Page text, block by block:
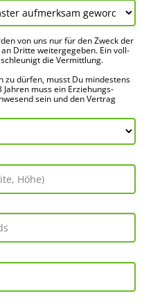
von uns nur für den Zweck der
Dritte weiter­gegeben. Ein voll­
die Vermitt­lung.
dürfen, musst Du mindes­tens
Jahren muss ein Erziehungs­
sein und den Vertrag